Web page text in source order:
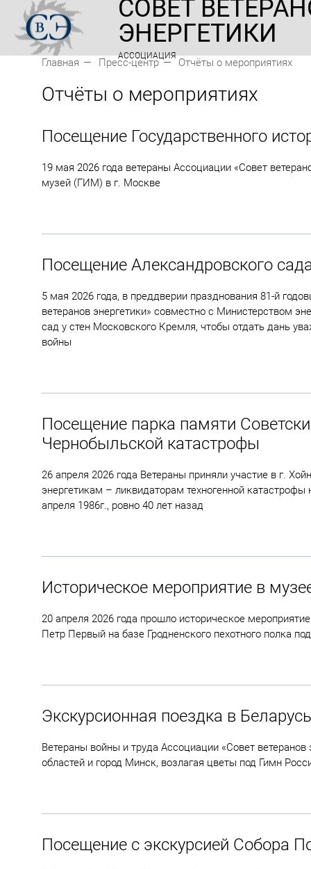
СОВЕТ
ЭНЕРГЕТИКИ
АССОЦИАЦИЯ
Главная Пресс-центр Отчёты о мероприятиях
Отчёты о мероприятиях
Посещение Государственного
19 мая 2026 года ветераны Ассоциации «Совет
музей (ГИМ) в г. Москве
Посещение Александровского
5 мая 2026 года, в преддверии празднования 81-й
ветеранов энергетики» совместно с Министерством
сад у стен Московского Кремля, чтобы отдать дань
войны
Посещение парка памяти
Чернобыльской катастрофы
26 апреля 2026 года Ветераны приняли участие в г.
энергетикам – ликвидаторам техногенной
апреля 1986г., ровно 40 лет назад
Историческое мероприятие в
20 апреля 2026 года прошло историческое
Петр Первый на базе Гродненского пехотного полка
Экскурсионная поездка в Беларусь
Ветераны войны и труда Ассоциации «Совет
областей и город Минск, возлагая цветы под Гимн
Посещение с экскурсией Собора